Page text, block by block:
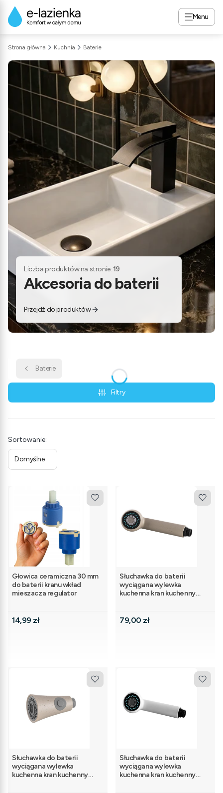
Menu
Strona główna Kuchnia Baterie
Liczba produktów na stronie: 19
Akcesoria do baterii
Przejdź do produktów
Baterie
Filtry
Lista produktów
Sortowanie:
Domyślne
Głowica ceramiczna 30 mm
do baterii kranu wkład
mieszacza regulator
Cena
14,99 zł
Słuchawka do baterii
wyciągana wylewka
kuchenna kran kuchenny
Cena
79,00 zł
Słuchawka do baterii
wyciągana wylewka
kuchenna kran kuchenny
Słuchawka do baterii
wyciągana wylewka
kuchenna kran kuchenny